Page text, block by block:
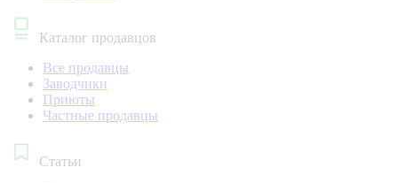
Каталог продавцов
Все продавцы
Заводчики
Приюты
Частные продавцы
Статьи